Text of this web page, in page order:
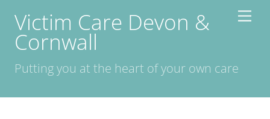
content
Victim Care Devon &
Cornwall
Putting you at the heart of your own care